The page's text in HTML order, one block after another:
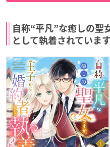
自称“平凡”な癒しの聖
として執着されていま